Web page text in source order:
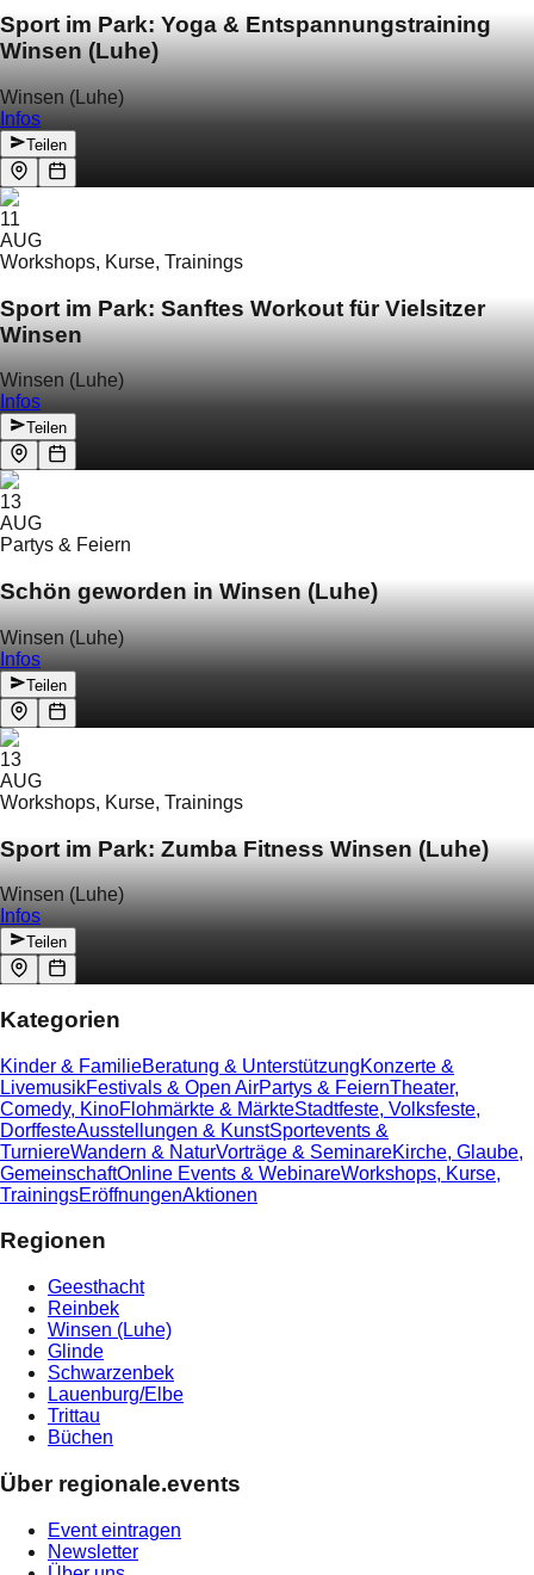
Sport im Park: Yoga & Entspannungstraining
Winsen (Luhe)
Winsen (Luhe)
Infos
Teilen
11
AUG
Workshops, Kurse, Trainings
Sport im Park: Sanftes Workout für Vielsitzer
Winsen
Winsen (Luhe)
Infos
Teilen
13
AUG
Partys & Feiern
Schön geworden in Winsen (Luhe)
Winsen (Luhe)
Infos
Teilen
13
AUG
Workshops, Kurse, Trainings
Sport im Park: Zumba Fitness Winsen (Luhe)
Winsen (Luhe)
Infos
Teilen
Kategorien
Kinder & FamilieBeratung & UnterstützungKonzerte &
LivemusikFestivals & Open AirPartys & FeiernTheater,
Comedy, KinoFlohmärkte & MärkteStadtfeste, Volksfeste,
DorffesteAusstellungen & KunstSportevents &
TurniereWandern & NaturVorträge & SeminareKirche, Glaube,
GemeinschaftOnline Events & WebinareWorkshops, Kurse,
TrainingsEröffnungenAktionen
Regionen
Geesthacht
Reinbek
Winsen (Luhe)
Glinde
Schwarzenbek
Lauenburg/Elbe
Trittau
Büchen
Über regionale.events
Event eintragen
Newsletter